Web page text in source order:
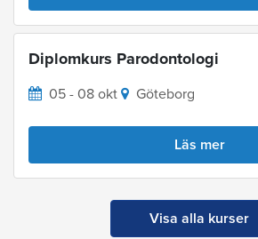
Diplomkurs Parodontologi
05 - 08 okt Göteborg
Läs mer
Visa alla kurser